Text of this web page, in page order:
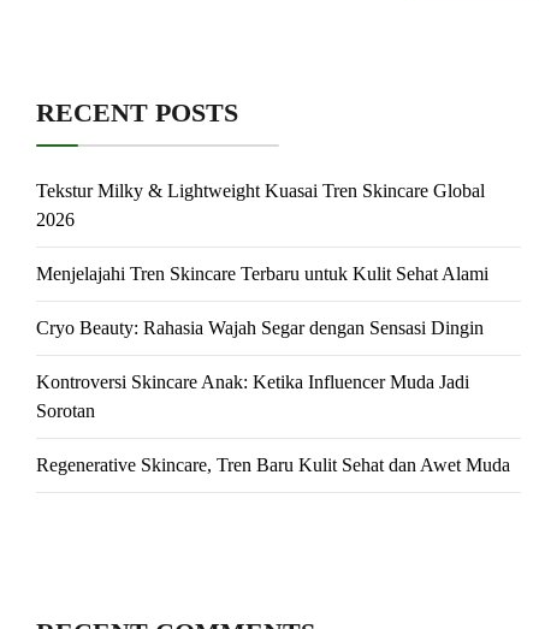
RECENT POSTS
Tekstur Milky & Lightweight Kuasai Tren Skincare Global
2026
Menjelajahi Tren Skincare Terbaru untuk Kulit Sehat Alami
Cryo Beauty: Rahasia Wajah Segar dengan Sensasi Dingin
Kontroversi Skincare Anak: Ketika Influencer Muda Jadi
Sorotan
Regenerative Skincare, Tren Baru Kulit Sehat dan Awet Muda